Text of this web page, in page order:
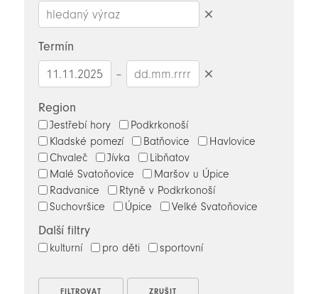
Termín
–
Region
Jestřebí hory
Podkrkonoší
Kladské pomezí
Batňovice
Havlovice
Chvaleč
Jívka
Libňatov
Malé Svatoňovice
Maršov u Úpice
Radvanice
Rtyně v Podkrkonoší
Suchovršice
Úpice Velké Svatoňovice
Další filtry
kulturní pro děti sportovní